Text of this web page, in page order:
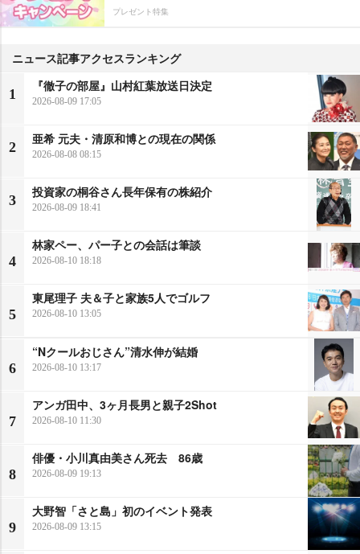
プレゼント特集
ニュース記事アクセスランキング
1
『徹子の部屋』山村紅葉放送日決定
2026-08-09 17:05
2
亜希 元夫・清原和博との現在の関係
2026-08-08 08:15
3
投資家の桐谷さん長年保有の株紹介
2026-08-09 18:41
4
林家ペー、パー子との会話は筆談
2026-08-10 18:18
5
東尾理子 夫＆子と家族5人でゴルフ
2026-08-10 13:05
6
“Nクールおじさん”清水伸が結婚
2026-08-10 13:17
7
アンガ田中、3ヶ月長男と親子2Shot
2026-08-10 11:30
8
俳優・小川真由美さん死去 86歳
2026-08-09 19:13
9
大野智「さと島」初のイベント発表
2026-08-09 13:15